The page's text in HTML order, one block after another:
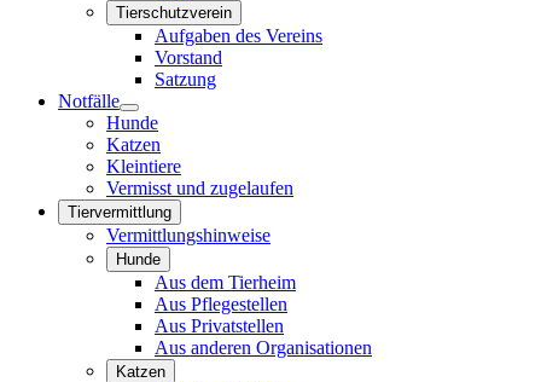
Tierschutzverein
Aufgaben des Vereins
Vorstand
Satzung
Notfälle
Hunde
Katzen
Kleintiere
Vermisst und zugelaufen
Tiervermittlung
Vermittlungshinweise
Hunde
Aus dem Tierheim
Aus Pflegestellen
Aus Privatstellen
Aus anderen Organisationen
Katzen